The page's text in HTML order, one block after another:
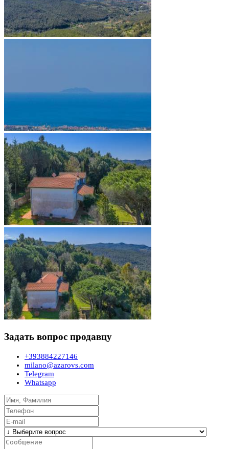
Задать вопрос продавцу
+393884227146
milano@azarovs.com
Telegram
Whatsapp